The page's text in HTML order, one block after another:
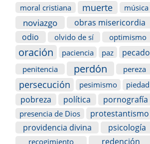
moral cristiana
muerte música
noviazgo
obras misericordia
odio
olvido de sí optimismo
oración paciencia paz pecado
penitencia perdón pereza
persecución pesimismo piedad
pobreza política pornografía
presencia de Dios
protestantismo
providencia divina
psicología
recogimiento redención